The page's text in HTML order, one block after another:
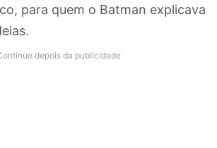
para quem o Batman explicava
depois da publicidade